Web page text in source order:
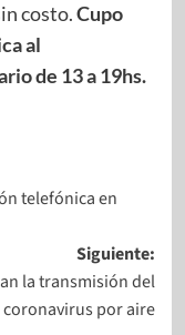
costo.Cupo
al
de 13 a 19hs.
telefónica en
Siguiente:
la transmisión del
coronavirus por aire